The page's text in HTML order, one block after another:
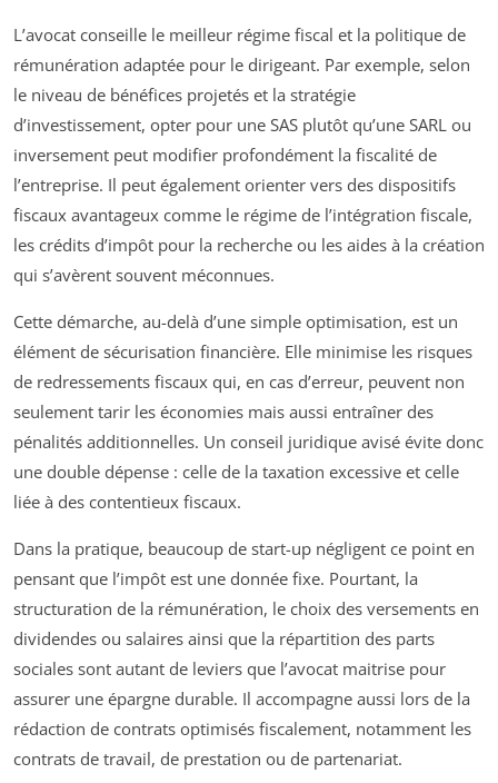
L’avocat conseille le meilleur régime fiscal et la politique de
rémunération adaptée pour le dirigeant. Par exemple, selon
le niveau de bénéfices projetés et la stratégie
d’investissement, opter pour une SAS plutôt qu’une SARL ou
inversement peut modifier profondément la fiscalité de
l’entreprise. Il peut également orienter vers des dispositifs
fiscaux avantageux comme le régime de l’intégration fiscale,
les crédits d’impôt pour la recherche ou les aides à la création
qui s’avèrent souvent méconnues.
Cette démarche, au-delà d’une simple optimisation, est un
élément de sécurisation financière. Elle minimise les risques
de redressements fiscaux qui, en cas d’erreur, peuvent non
seulement tarir les économies mais aussi entraîner des
pénalités additionnelles. Un conseil juridique avisé évite donc
une double dépense : celle de la taxation excessive et celle
liée à des contentieux fiscaux.
Dans la pratique, beaucoup de start-up négligent ce point en
pensant que l’impôt est une donnée fixe. Pourtant, la
structuration de la rémunération, le choix des versements en
dividendes ou salaires ainsi que la répartition des parts
sociales sont autant de leviers que l’avocat maitrise pour
assurer une épargne durable. Il accompagne aussi lors de la
rédaction de contrats optimisés fiscalement, notamment les
contrats de travail, de prestation ou de partenariat.